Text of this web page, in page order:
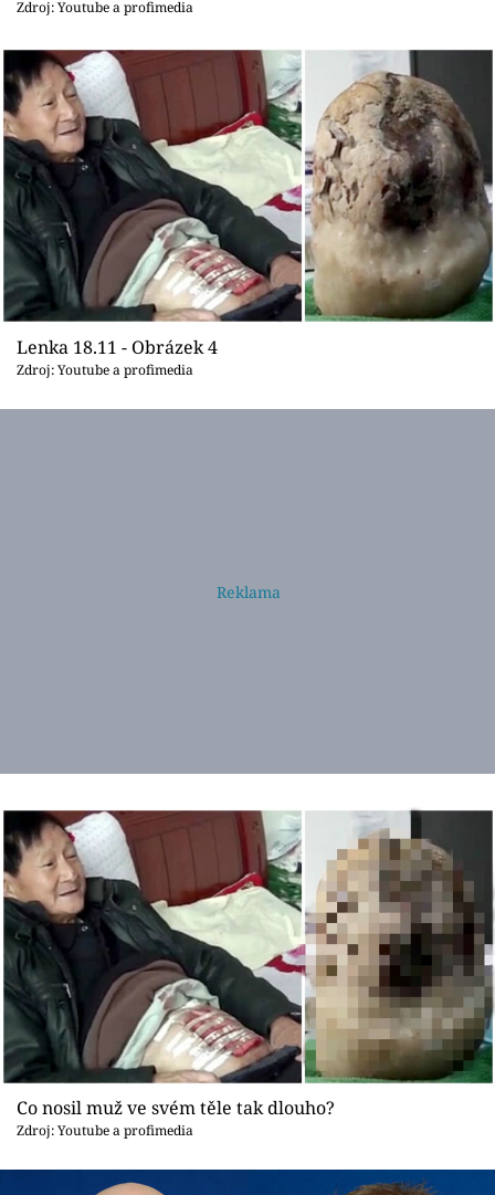
Zdroj: Youtube a profimedia
Lenka 18.11 - Obrázek 4
Zdroj: Youtube a profimedia
Co nosil muž ve svém těle tak dlouho?
Zdroj: Youtube a profimedia